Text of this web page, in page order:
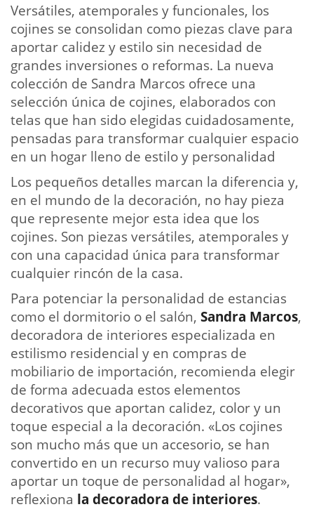
Versátiles, atemporales y funcionales, los
cojines se consolidan como piezas clave para
aportar calidez y estilo sin necesidad de
grandes inversiones o reformas. La nueva
colección de Sandra Marcos ofrece una
selección única de cojines, elaborados con
telas que han sido elegidas cuidadosamente,
pensadas para transformar cualquier espacio
en un hogar lleno de estilo y personalidad
Los pequeños detalles marcan la diferencia y,
en el mundo de la decoración, no hay pieza
que represente mejor esta idea que los
cojines. Son piezas versátiles, atemporales y
con una capacidad única para transformar
cualquier rincón de la casa.
Para potenciar la personalidad de estancias
como el dormitorio o el salón, Sandra Marcos,
decoradora de interiores especializada en
estilismo residencial y en compras de
mobiliario de importación, recomienda elegir
de forma adecuada estos elementos
decorativos que aportan calidez, color y un
toque especial a la decoración. «Los cojines
son mucho más que un accesorio, se han
convertido en un recurso muy valioso para
aportar un toque de personalidad al hogar»,
reflexiona la decoradora de interiores.